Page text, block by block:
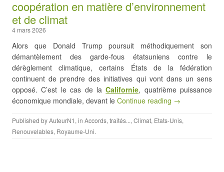
coopération en matière d’environnement
et de climat
4 mars 2026
Alors que Donald Trump poursuit méthodiquement son
démantèlement des garde-fous étatsuniens contre le
dérèglement climatique, certains États de la fédération
continuent de prendre des initiatives qui vont dans un sens
opposé. C’est le cas de laCalifornie, quatrième puissance
économique mondiale, devant le Continue reading →
Published byAuteurN1 , in Accords, traités..., Climat, Etats-Unis,
Renouvelables, Royaume-Uni.